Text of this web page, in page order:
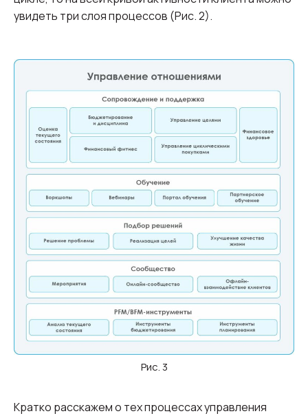
увидеть три слоя процессов (Рис. 2).
Рис. 3
Кратко расскажем о тех процессах управления